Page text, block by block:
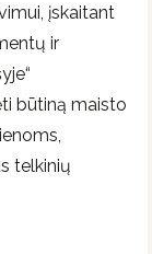
įskaitant
ir
būtiną maisto
telkinių